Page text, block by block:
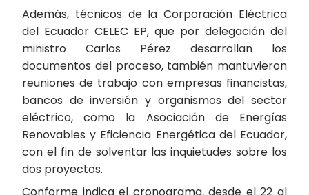
Además, técnicos de la Corporación Eléctrica
del Ecuador CELEC EP, que por delegación del
ministro Carlos Pérez desarrollan los
documentos del proceso, también mantuvieron
reuniones de trabajo con empresas financistas,
bancos de inversión y organismos del sector
eléctrico, como la Asociación de Energías
Renovables y Eficiencia Energética del Ecuador,
con el fin de solventar las inquietudes sobre los
dos proyectos.